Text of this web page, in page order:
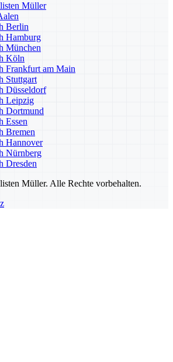
Müller
Berlin
Hamburg
München
Köln
Frankfurt am Main
Stuttgart
Düsseldorf
Leipzig
Dortmund
Essen
Bremen
Hannover
Nürnberg
Dresden
Müller. Alle Rechte vorbehalten.